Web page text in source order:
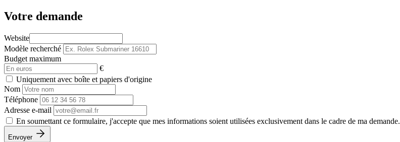
Votre demande
Website
Modèle recherché
Budget maximum
€
Uniquement avec boîte et papiers d'origine
Nom
Téléphone
Adresse e-mail
En soumettant ce formulaire, j'accepte que mes informations soient utilisées exclusivement dans le cadre de ma demande.
Envoyer